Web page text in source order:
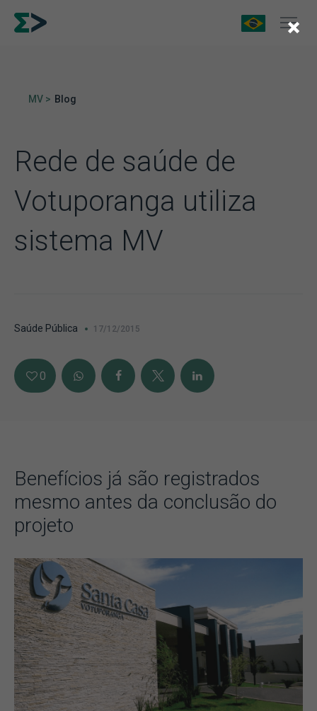
×
MV > Blog
Rede de saúde de
Votuporanga utiliza
sistema MV
Saúde Pública 17/12/2015
0
Benefícios já são registrados
mesmo antes da conclusão do
projeto